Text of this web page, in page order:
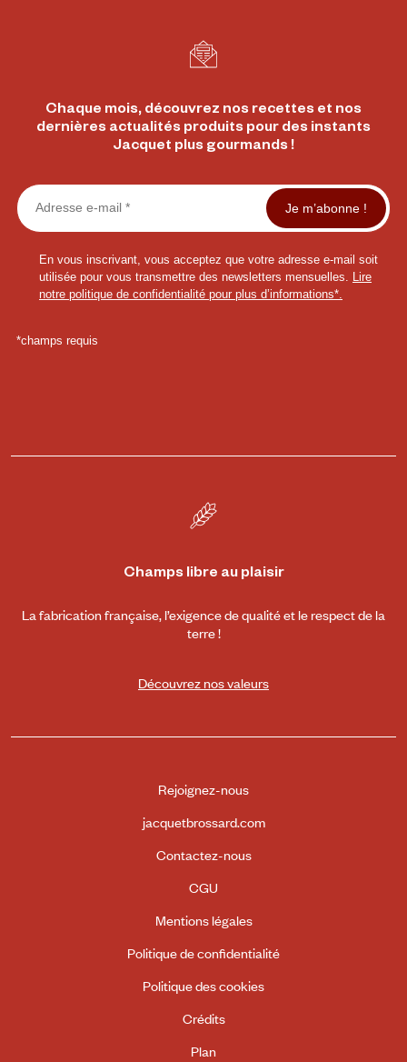
Chaque mois, découvrez nos recettes et nos
dernières actualités produits pour des instants
Jacquet plus gourmands !
Champs libre au plaisir
La fabrication française, l’exigence de qualité et le respect de la
terre !
Découvrez nos valeurs
Rejoignez-nous
jacquetbrossard.com
Contactez-nous
CGU
Mentions légales
Politique de confidentialité
Politique des cookies
Crédits
Plan